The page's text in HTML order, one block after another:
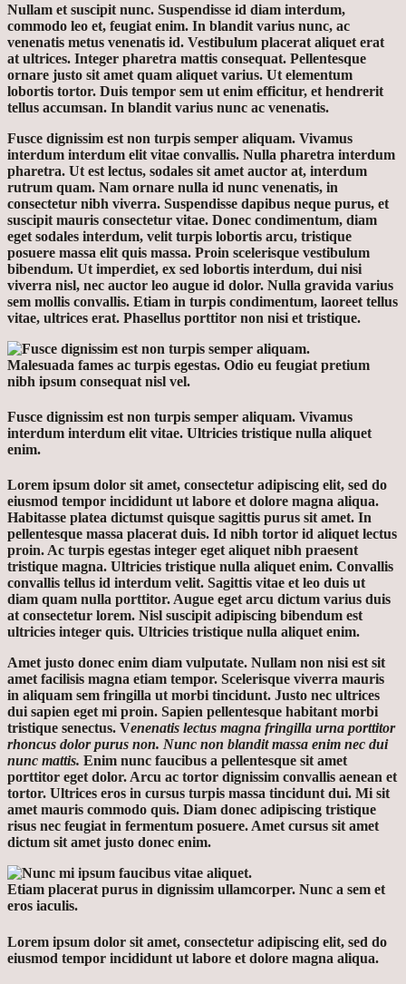
Nullam et suscipit nunc. Suspendisse id diam interdum,
commodo leo et, feugiat enim. In blandit varius nunc, ac
venenatis metus venenatis id. Vestibulum placerat aliquet erat
at ultrices. Integer pharetra mattis consequat. Pellentesque
ornare justo sit amet quam aliquet varius. Ut elementum
lobortis tortor. Duis tempor sem ut enim efficitur, et hendrerit
tellus accumsan. In blandit varius nunc ac venenatis.
Fusce dignissim est non turpis semper aliquam. Vivamus
interdum interdum elit vitae convallis. Nulla pharetra interdum
pharetra. Ut est lectus, sodales sit amet auctor at, interdum
rutrum quam. Nam ornare nulla id nunc venenatis, in
consectetur nibh viverra. Suspendisse dapibus neque purus, et
suscipit mauris consectetur vitae. Donec condimentum, diam
eget sodales interdum, velit turpis lobortis arcu, tristique
posuere massa elit quis massa. Proin scelerisque vestibulum
bibendum. Ut imperdiet, ex sed lobortis interdum, dui nisi
viverra nisl, nec auctor leo augue id dolor. Nulla gravida varius
sem mollis convallis. Etiam in turpis condimentum, laoreet tellus
vitae, ultrices erat. Phasellus porttitor non nisi et tristique.
Malesuada fames ac turpis egestas. Odio eu feugiat pretium
nibh ipsum consequat nisl vel.
Fusce dignissim est non turpis semper aliquam. Vivamus
interdum interdum elit vitae. Ultricies tristique nulla aliquet
enim.
Lorem ipsum dolor sit amet, consectetur adipiscing elit, sed do
eiusmod tempor incididunt ut labore et dolore magna aliqua.
Habitasse platea dictumst quisque sagittis purus sit amet. In
pellentesque massa placerat duis. Id nibh tortor id aliquet lectus
proin. Ac turpis egestas integer eget aliquet nibh praesent
tristique magna. Ultricies tristique nulla aliquet enim. Convallis
convallis tellus id interdum velit. Sagittis vitae et leo duis ut
diam quam nulla porttitor. Augue eget arcu dictum varius duis
at consectetur lorem. Nisl suscipit adipiscing bibendum est
ultricies integer quis. Ultricies tristique nulla aliquet enim.
Amet justo donec enim diam vulputate. Nullam non nisi est sit
amet facilisis magna etiam tempor. Scelerisque viverra mauris
in aliquam sem fringilla ut morbi tincidunt. Justo nec ultrices
dui sapien eget mi proin. Sapien pellentesque habitant morbi
tristique senectus. Venenatis lectus magna fringilla urna porttitor
rhoncus dolor purus non. Nunc non blandit massa enim nec dui
nunc mattis. Enim nunc faucibus a pellentesque sit amet
porttitor eget dolor. Arcu ac tortor dignissim convallis aenean et
tortor. Ultrices eros in cursus turpis massa tincidunt dui. Mi sit
amet mauris commodo quis. Diam donec adipiscing tristique
risus nec feugiat in fermentum posuere. Amet cursus sit amet
dictum sit amet justo donec enim.
Etiam placerat purus in dignissim ullamcorper. Nunc a sem et
eros iaculis.
Lorem ipsum dolor sit amet, consectetur adipiscing elit, sed do
eiusmod tempor incididunt ut labore et dolore magna aliqua.